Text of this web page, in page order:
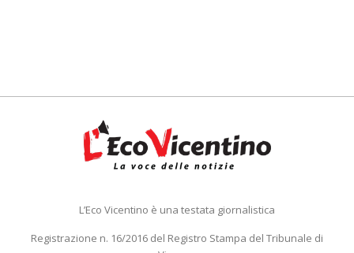
L’Eco Vicentino è una testata giornalistica
Registrazione n. 16/2016 del Registro Stampa del Tribunale di